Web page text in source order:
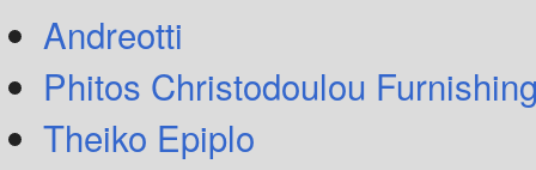
Andreotti
Phitos Christodoulou
Theiko Epiplo